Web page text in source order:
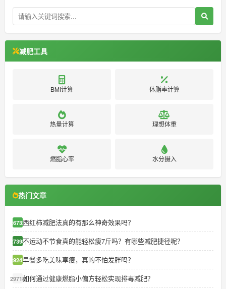
减肥工具
BMI计算 体脂率计算
热量计算 理想体重
燃脂心率 水分摄入
热门文章
26732西红柿减肥法真的有那么神奇效果吗？
27398不运动不节食真的能轻松瘦7斤吗？有哪些减肥捷径呢？
29241早餐多吃美味享瘦，真的不怕发胖吗？
29718如何通过健康燃脂小偏方轻松实现排毒减肥？